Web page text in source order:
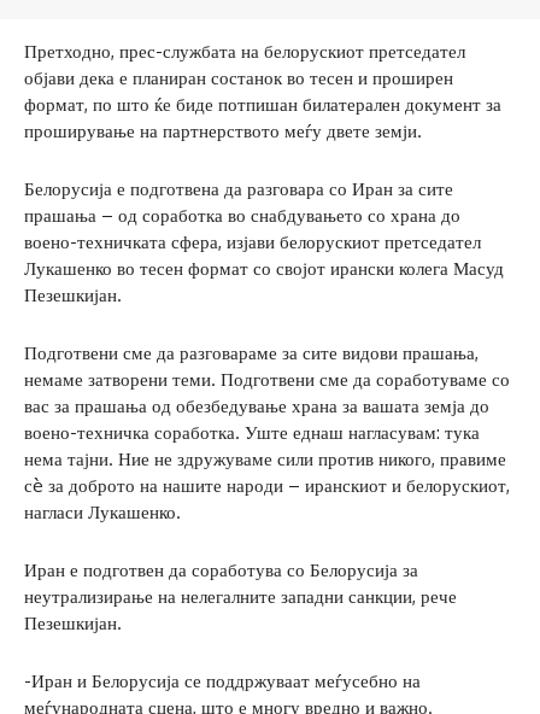
Претходно, прес-службата на белорускиот претседател
објави дека е планиран состанок во тесен и проширен
формат, по што ќе биде потпишан билатерален документ за
проширување на партнерството меѓу двете земји.
Белорусија е подготвена да разговара со Иран за сите
прашања – од соработка во снабдувањето со храна до
воено-техничката сфера, изјави белорускиот претседател
Лукашенко во тесен формат со својот ирански колега Масуд
Пезешкијан.
Подготвени сме да разговараме за сите видови прашања,
немаме затворени теми. Подготвени сме да соработуваме со
вас за прашања од обезбедување храна за вашата земја до
воено-техничка соработка. Уште еднаш нагласувам: тука
нема тајни. Ние не здружуваме сили против никого, правиме
сè за доброто на нашите народи – иранскиот и белорускиот,
нагласи Лукашенко.
Иран е подготвен да соработува со Белорусија за
неутрализирање на нелегалните западни санкции, рече
Пезешкијан.
-Иран и Белорусија се поддржуваат меѓусебно на
меѓународната сцена, што е многу вредно и важно.